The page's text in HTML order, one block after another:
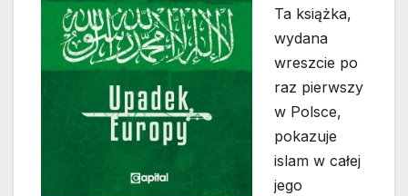
Ta książka,
wydana
wreszcie po
raz pierwszy
w Polsce,
pokazuje
islam w całej
jego